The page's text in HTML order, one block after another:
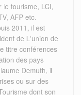
tourisme, LCI,
AFP etc.
2011, il est
de L'union de
titre conférences
des pays
Demuth, il
ou sur des
dont son